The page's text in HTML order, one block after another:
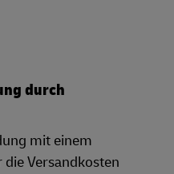
durch
mit einem
Versandkosten